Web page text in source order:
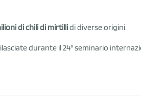
di chili di mirtillidi diverse origini.
durante il 24° seminario